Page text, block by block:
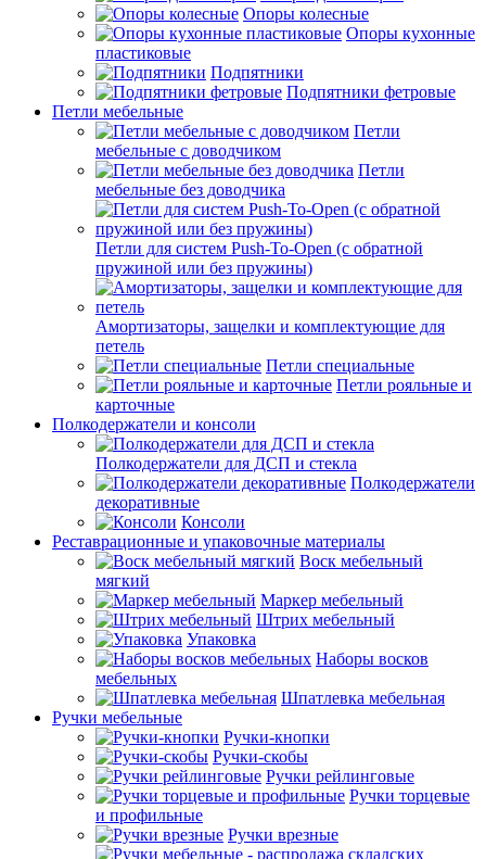
Опоры колесные
Опоры кухонные
пластиковые
Подпятники
Подпятники фетровые
Петли мебельные
Петли
мебельные с доводчиком
Петли
мебельные без доводчика
Петли для систем Push-To-Open (с обратной
пружиной или без пружины)
Амортизаторы, защелки и комплектующие для
петель
Петли специальные
Петли рояльные и
карточные
Полкодержатели и консоли
Полкодержатели для ДСП и стекла
Полкодержатели
декоративные
Консоли
Реставрационные и упаковочные материалы
Воск мебельный
мягкий
Маркер мебельный
Штрих мебельный
Упаковка
Наборы восков
мебельных
Шпатлевка мебельная
Ручки мебельные
Ручки-кнопки
Ручки-скобы
Ручки рейлинговые
Ручки торцевые
и профильные
Ручки врезные